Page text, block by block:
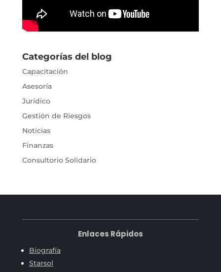
Categorías del blog
Capacitación
Asesoría
Jurídico
Gestión de Riesgos
Noticias
Finanzas
Consultorio Solidario
Enlaces Rápidos
Biografía
Starsol